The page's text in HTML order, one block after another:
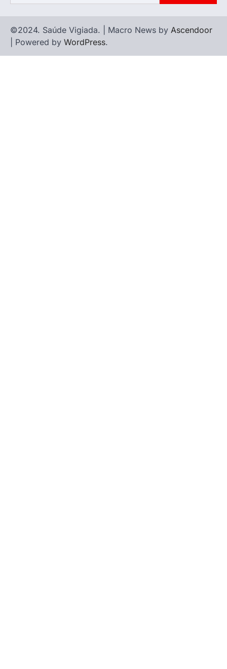
©2024. Saúde Vigiada. | Macro News by Ascendoor
| Powered by WordPress.